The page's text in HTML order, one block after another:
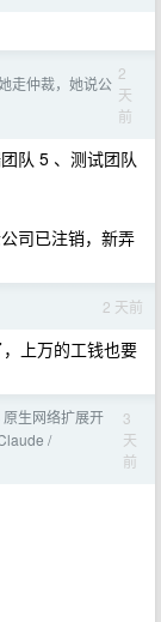
走仲裁，她说公 2
天
前
队 5 、测试团队
司已注销，新弄
2 天前
上万的工钱也要
生网络扩展开
/
3
天
前